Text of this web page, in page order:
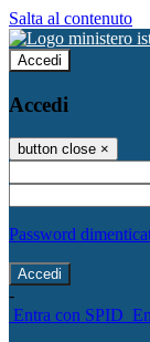
Salta al contenuto
Accedi
Accedi
button close ×
Password
-
Entra con SPID